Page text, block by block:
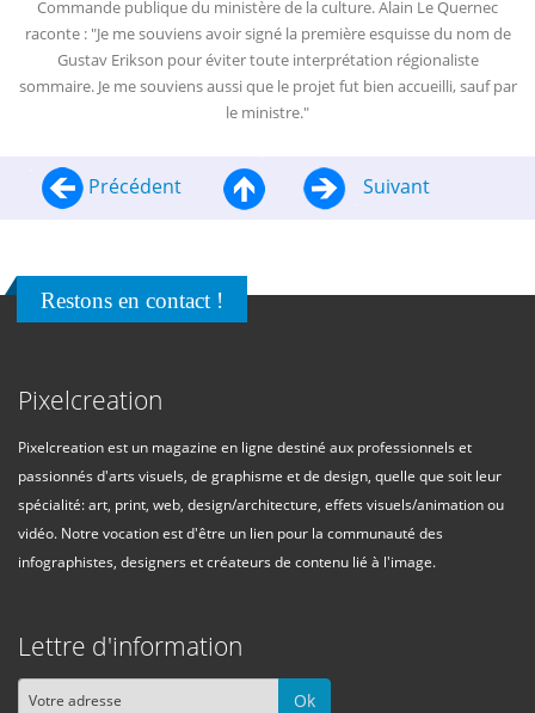
Commande publique du ministère de la culture. Alain Le Quernec
raconte : "Je me souviens avoir signé la première esquisse du nom de
Gustav Erikson pour éviter toute interprétation régionaliste
sommaire. Je me souviens aussi que le projet fut bien accueilli, sauf par
le ministre."
Précédent Suivant
Restons en contact !
Pixelcreation
Pixelcreation est un magazine en ligne destiné aux professionnels et
passionnés d'arts visuels, de graphisme et de design, quelle que soit leur
spécialité: art, print, web, design/architecture, effets visuels/animation ou
vidéo. Notre vocation est d'être un lien pour la communauté des
infographistes, designers et créateurs de contenu lié à l'image.
Lettre d'information
Ok